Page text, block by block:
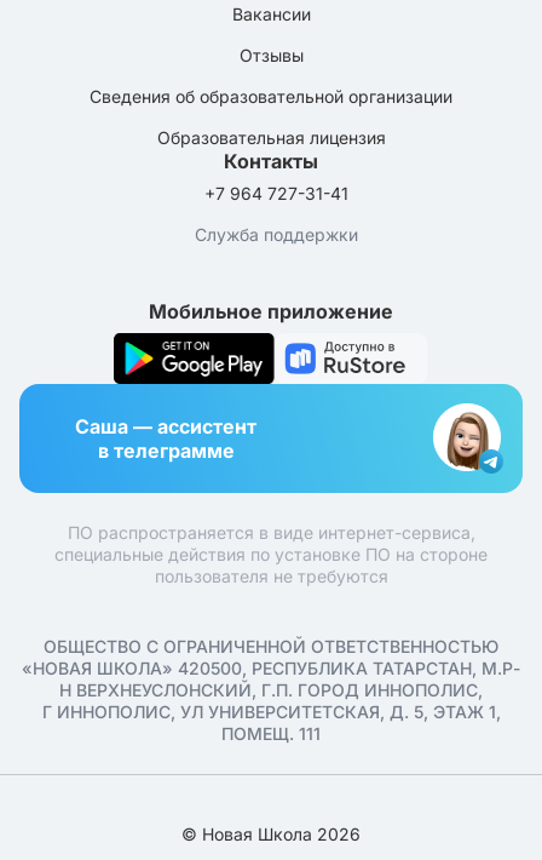
Вакансии
Отзывы
Сведения об образовательной организации
Образовательная лицензия
Контакты
+7 964 727-31-41
Служба поддержки
Мобильное приложение
Саша — ассистент
в телеграмме
ПО распространяется в виде интернет-сервиса,
специальные действия по установке ПО на стороне
пользователя не требуются
ОБЩЕСТВО С ОГРАНИЧЕННОЙ ОТВЕТСТВЕННОСТЬЮ
«НОВАЯ ШКОЛА» 420500, РЕСПУБЛИКА ТАТАРСТАН, М.Р-
Н ВЕРХНЕУСЛОНСКИЙ, Г.П. ГОРОД ИННОПОЛИС,
Г ИННОПОЛИС, УЛ УНИВЕРСИТЕТСКАЯ, Д. 5, ЭТАЖ 1,
ПОМЕЩ. 111
© Новая Школа 2026